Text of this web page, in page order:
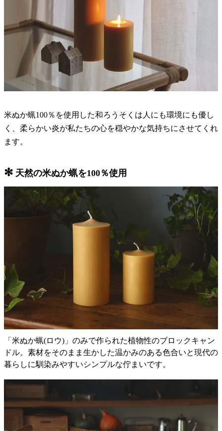
米ぬか蝋100％を使用した和ろうそくは人にも環境にも優し
く、柔らかい炎が私たちの心を穏やかな気持ちにさせてくれ
ます。
✻ 天然の米ぬか蝋を100％使用
「米ぬか蝋(ロウ)」のみで作られた植物性のブロックキャン
ドル。素材をそのまま生かした温かみのある色合いと現代の
暮らしに馴染みやすいシンプルな佇まいです。